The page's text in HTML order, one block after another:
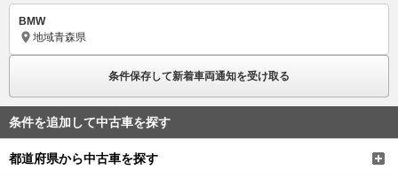
BMW
地域青森県
条件保存して新着車両通知を受け取る
条件を追加して中古車を探す
都道府県から中古車を探す